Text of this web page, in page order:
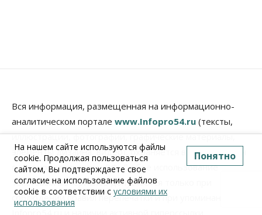
Вся информация, размещенная на информационно-
аналитическом портале www.Infopro54.ru (тексты,
иллюстрации, фотографии, графические материалы,
элементы дизайна, видео), охраняется в соответствии
с законодательством РФ. Любое использование
текстовых материалов допускается только при
соблюдении правил перепечатки и при упоминании
На нашем сайте используются файлы
cookie. Продолжая пользоваться
сайтом, Вы подтверждаете свое
согласие на использование файлов
cookie в соответствии с условиями их
использования
Понятно